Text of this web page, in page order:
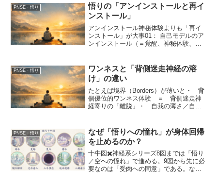
PNSE・悟り
悟りの「アンインストールと再イ
ンストール」
アンインストール神秘体験よりも「再イ
ンストール」が大事01： 自己モデルのア
ンインストール（＝覚醒、神秘体験、色
合、空即是色）：そのあと、どう再接続
されるか（r...
PNSE・悟り
ワンネスと「背側迷走神経の溶
け」の違い
たとえば境界（Borders）が薄いと・ 背
側優位的ワンネス体験 ＝ 背側迷走神
経寄りの「離脱」・ 自我の薄さ／自己
い。それは腹側の「静けさ」というより
背側寄りの「溶...
PNSE・悟り
なぜ「悟りへの憧れ」が身体回帰
を止めるのか？
十牛図✖️神経系シリーズ8図までは「悟り
／空への憧れ」で進める。9図から先に必
要なのは「受肉への同意」である。なぜ